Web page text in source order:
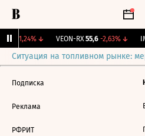
-1,24%↓ VEON-RX 55,6 -2,63%↓
Ситуация на топливном рынке:
Подписка
Реклама
РФРИТ